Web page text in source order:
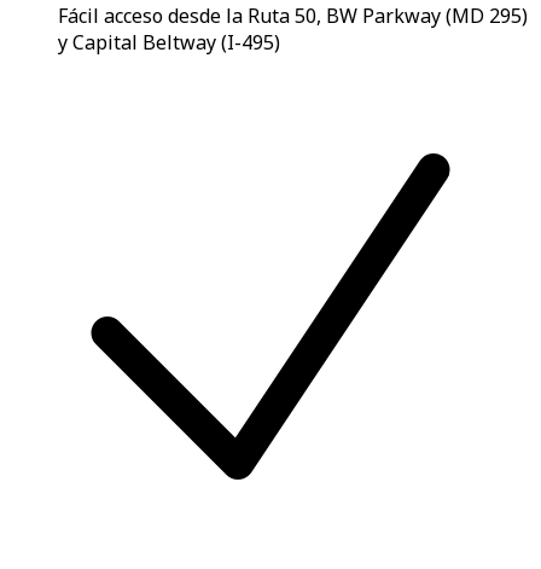
Fácil acceso desde la Ruta 50, BW Parkway (MD 295)
y Capital Beltway (I-495)